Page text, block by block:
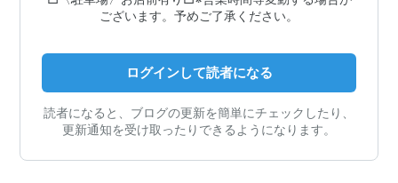
ございます。予めご了承ください。
ログインして読者になる
読者になると、ブログの更新を簡単にチェックしたり、
更新通知を受け取ったりできるようになります。